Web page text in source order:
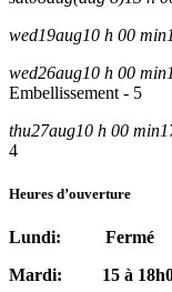
wed19aug10 h 00 min
wed26aug10 h 00 min
Embellissement - 5
thu27aug10 h 00 min
4
Heures d’ouverture
Lundi: Fermé
Mardi: 15 à